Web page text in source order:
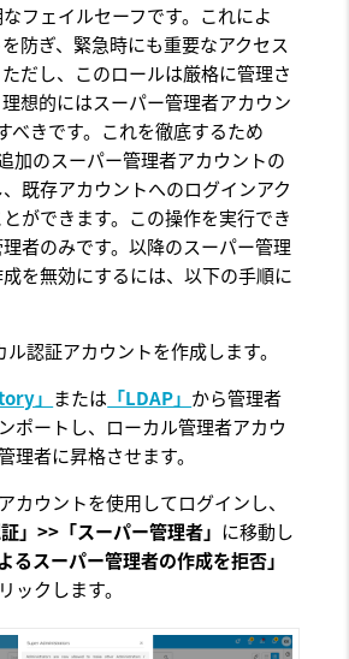
フェイルセーフです。これによ
防ぎ、緊急時にも重要なアクセス
だし、このロールは厳格に管理さ
想的にはスーパー管理者アカウン
べきです。これを徹底するため
加のスーパー管理者アカウントの
既存アカウントへのログインアク
ができます。この操作を実行でき
者のみです。以降のスーパー管理
を無効にするには、以下の手順に
ル認証アカウントを作成します。
」 または 「LDAP」 から管理者
ポートし、ローカル管理者アカウ
理者に昇格させます。
カウントを使用してログインし、
」>>「スーパー管理者」 に移動し
るスーパー管理者の作成を拒否」
ックします。